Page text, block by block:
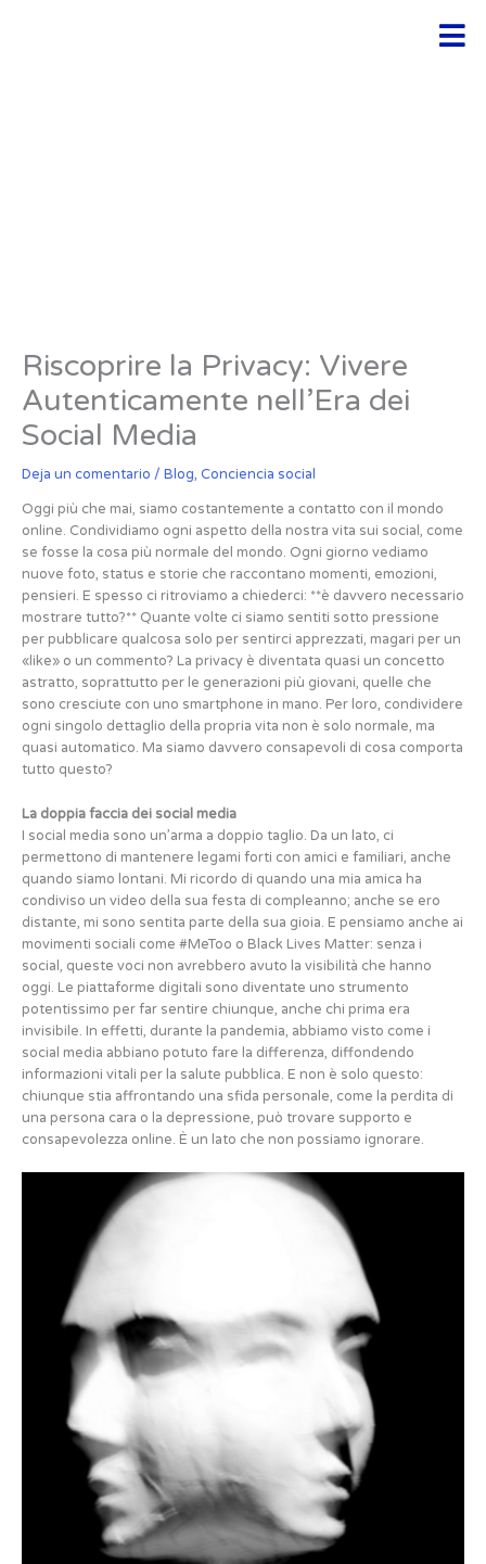
Riscoprire la Privacy: Vivere
Autenticamente nell’Era dei
Social Media
Deja un comentario / Blog, Conciencia social
Oggi più che mai, siamo costantemente a contatto con il mondo
online. Condividiamo ogni aspetto della nostra vita sui social, come
se fosse la cosa più normale del mondo. Ogni giorno vediamo
nuove foto, status e storie che raccontano momenti, emozioni,
pensieri. E spesso ci ritroviamo a chiederci: **è davvero necessario
mostrare tutto?** Quante volte ci siamo sentiti sotto pressione
per pubblicare qualcosa solo per sentirci apprezzati, magari per un
«like» o un commento? La privacy è diventata quasi un concetto
astratto, soprattutto per le generazioni più giovani, quelle che
sono cresciute con uno smartphone in mano. Per loro, condividere
ogni singolo dettaglio della propria vita non è solo normale, ma
quasi automatico. Ma siamo davvero consapevoli di cosa comporta
tutto questo?
La doppia faccia dei social media
I social media sono un’arma a doppio taglio. Da un lato, ci
permettono di mantenere legami forti con amici e familiari, anche
quando siamo lontani. Mi ricordo di quando una mia amica ha
condiviso un video della sua festa di compleanno; anche se ero
distante, mi sono sentita parte della sua gioia. E pensiamo anche ai
movimenti sociali come #MeToo o Black Lives Matter: senza i
social, queste voci non avrebbero avuto la visibilità che hanno
oggi. Le piattaforme digitali sono diventate uno strumento
potentissimo per far sentire chiunque, anche chi prima era
invisibile. In effetti, durante la pandemia, abbiamo visto come i
social media abbiano potuto fare la differenza, diffondendo
informazioni vitali per la salute pubblica. E non è solo questo:
chiunque stia affrontando una sfida personale, come la perdita di
una persona cara o la depressione, può trovare supporto e
consapevolezza online. È un lato che non possiamo ignorare.